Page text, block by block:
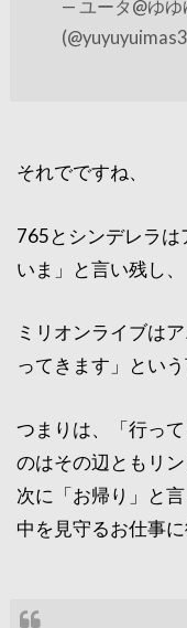
— ユータ@ゆ
それでですね、
765とシンデレラ
いま」と言い残し、
ミリオンライブは
ってきます」とい
つまりは、「行っ
のはその辺ともリ
次に「お帰り」と
中を見守るお仕事